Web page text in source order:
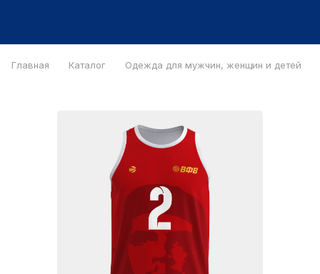
Главная Каталог Одежда для мужчин, женщин и детей